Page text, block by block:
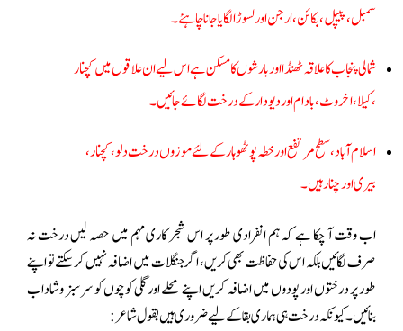
سمبل، پیپل، بکائن، ارجن اور لسوڑا لگایاجانا چاہئے۔
شمالی پنجاب کا علاقہ ٹھنڈا اور بارشوں کا مسکن ہے اس لیے ان علاقوں میں کچنار
، کیلا، اخروٹ، بادام اور دیودار کے درخت لگائے جائیں ۔
اسلام آباد ، سطح مرتفع اور خطہ پوٹھوہار کے لئے موزوں درخت دلو، کچنار،
بیری اور چنار ہیں ۔
اب وقت آ چکا ہے کہ ہم انفرادی طور پر اس شجر کاری مہم میں حصہ لیں درخت نہ
صرف لگائیں بلکہ اس کی حفاظت بھی کریں، اگر جنگلات میں اضافہ نہیں کرسکتے تو اپنے
طور پر درختوں اور پودوں میں اضافہ کریں اپنے محلے اور گلی کوچوں کو سر سبز وشاداب
بنائیں ۔ کیونکہ درخت ہی ہماری بقا کے لیے ضروری ہیں بقول شاعر :